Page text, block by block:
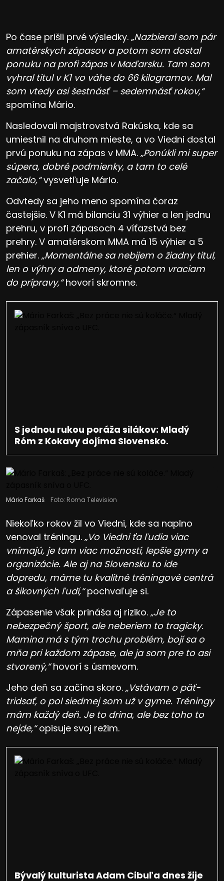
Po čase prišli prvé výsledky. „Nazbieral som pár
amatérskych zápasov a potom som dostal
ponuku na profi zápas v Maďarsku. Tam som
vyhral titul v K1 vo váhe do 66 kilogramov. Mal
som vtedy asi šestnásť – sedemnásť rokov,“
spomína Mário.
Nasledovali majstrovstvá Rakúska, kde sa
umiestnil na druhom mieste, a vo Viedni dostal
prvú ponuku na zápas v MMA. „Ponúkli mi super
súpera, dobré podmienky, a tam to celé
začalo,“vysvetľuje Mário.
Odvtedy sa jeho meno spomína čoraz
častejšie. V K1 má bilanciu 31 výhier a len jednu
prehru, v profi zápasoch 4 víťazstvá bez
prehry. V amatérskom MMA má 15 výhier a 5
prehier. „Momentálne sa nebijem o žiadny titul,
len o výhry a odmeny, ktoré potom vraciam
do prípravy,“hovorí skromne.
S jednou rukou poráža silákov: Mladý
Róm z Kokavy dojíma Slovensko.
Mário Farkaš Foto: Roma Television
Niekoľko rokov žil vo Viedni, kde sa naplno
venoval tréningu. „Vo Viedni ťa ľudia viac
vnímajú, je tam viac možností, lepšie gymy a
organizácie. Ale aj na Slovensku to ide
dopredu, máme tu kvalitné tréningové centrá
a šikovných ľudí,“pochvaľuje si.
Zápasenie však prináša aj riziko. „Je to
nebezpečný šport, ale neberiem to tragicky.
Mamina má s tým trochu problém, bojí sa o
mňa pri každom zápase, ale ja som pre to asi
stvorený,“hovorí s úsmevom.
Jeho deň sa začína skoro. „Vstávam o päť-
tridsať, o pol siedmej som už v gyme. Tréningy
mám každý deň. Je to drina, ale bez toho to
nejde,“opisuje svoj režim.
Bývalý kulturista Adam Cibuľa dnes žije